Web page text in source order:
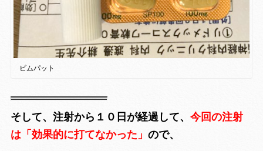
ビムパット
そして、注射から１０日が経過して、 今回の注射
は 「効果的に打てなかった」 ので、